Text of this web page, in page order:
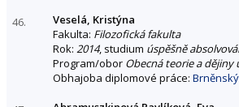
46.
Veselá, Kristýna
Fakulta: Filozofická fakulta
Rok: 2014, studium úspěšně
Program/obor Obecná teorie a
Obhajoba diplomové práce: